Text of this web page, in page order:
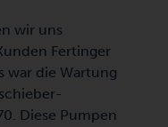
wir uns
Fertinger
war die Wartung
Diese Pumpen